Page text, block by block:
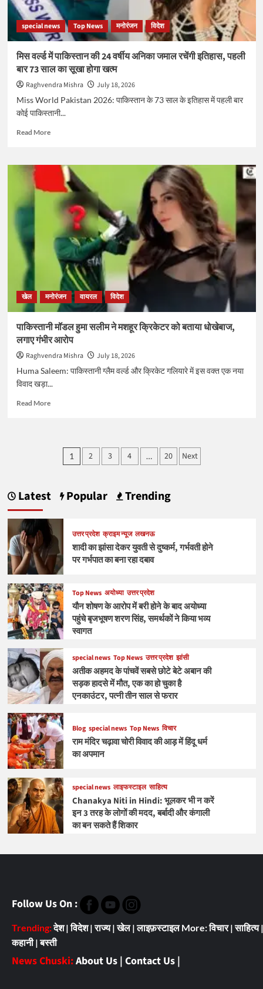
अदाओं
पर
फिदा
है
सोशल
मीडिया
special news Top News मनोरंजन विदेश
मिस वर्ल्ड में पाकिस्तान की 24 वर्षीय अनिका जमाल रचेंगी इतिहास, पहली
बार 73 साल का सूखा होगा खत्म
Raghvendra Mishra
July 18, 2026
Miss World Pakistan 2026: पाकिस्तान के 73 साल के इतिहास में पहली बार
कोई पाकिस्तानी...
Read MoreRead
मिस
पाकिस्तान
वर्षीय
अनिका
जमाल
रचेंगी
इतिहास,
पहली
बार
73
साल
का
सूखा
होगा
खेल मनोरंजन वायरल विदेश
पाकिस्तानी मॉडल हुमा सलीम ने मशहूर क्रिकेटर को बताया धोखेबाज,
लगाए गंभीर आरोप
Raghvendra Mishra
July 18, 2026
Huma Saleem: पाकिस्तानी ग्लैम वर्ल्ड और क्रिकेट गलियारे में इस वक्त एक नया
विवाद खड़ा...
Read MoreRead
मॉडल
मशहूर
क्रिकेटर
बताया
धोखेबाज,
लगाए
गंभीर
आरोप
Posts
1 2 3 4 … 20 Next
Latest Popular Trending
उत्तर प्रदेश क्राइम न्यूज लखनऊ
शादी का झांसा देकर युवती से दुष्कर्म, गर्भवती होने
पर गर्भपात का बना रहा दबाव
Top News अयोध्या उत्तर प्रदेश
यौन शोषण के आरोप में बरी होने के बाद अयोध्या
पहुंचे बृजभूषण शरण सिंह, समर्थकों ने किया भव्य
स्वागत
special news Top News उत्तर प्रदेश झांसी
अतीक अहमद के पांचवें सबसे छोटे बेटे अबान की
सड़क हादसे में मौत, एक का हो चुका है
एनकाउंटर, पत्नी तीन साल से फरार
Blog special news Top News विचार
राम मंदिर चढ़ावा चोरी विवाद की आड़ में हिंदू धर्म
का अपमान
special news लाइफस्टाइल साहित्य
Chanakya Niti in Hindi: भूलकर भी न करें
इन 3 तरह के लोगों की मदद, बर्बादी और कंगाली
का बन सकते हैं शिकार
Follow Us On :
Trending:देश|विदेश|राज्य|खेल|लाइफ़स्टाइल More:विचार|साहित्य|
कहानी|बस्ती
News Chuski:About Us | Contact Us |